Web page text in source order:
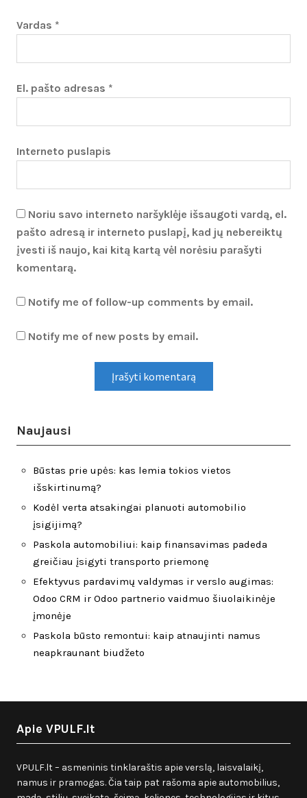
Vardas *
El. pašto adresas *
Interneto puslapis
Noriu savo interneto naršyklėje išsaugoti vardą, el.
pašto adresą ir interneto puslapį, kad jų nebereiktų
įvesti iš naujo, kai kitą kartą vėl norėsiu parašyti
komentarą.
Notify me of follow-up comments by email.
Notify me of new posts by email.
Naujausi
Būstas prie upės: kas lemia tokios vietos
išskirtinumą?
Kodėl verta atsakingai planuoti automobilio
įsigijimą?
Paskola automobiliui: kaip finansavimas padeda
greičiau įsigyti transporto priemonę
Efektyvus pardavimų valdymas ir verslo augimas:
Odoo CRM ir Odoo partnerio vaidmuo šiuolaikinėje
įmonėje
Paskola būsto remontui: kaip atnaujinti namus
neapkraunant biudžeto
Apie VPULF.lt
VPULF.lt – asmeninis tinklaraštis apie verslą, laisvalaikį,
namus ir pramogas. Čia taip pat rašoma apie automobilius,